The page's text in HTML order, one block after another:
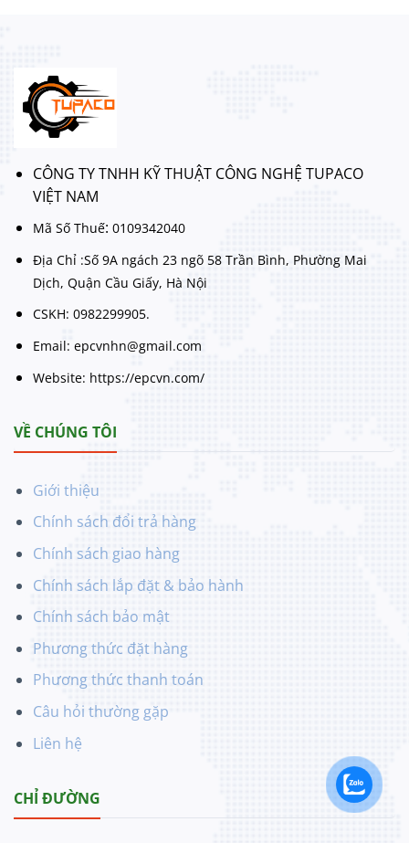
CÔNG TY TNHH KỸ THUẬT CÔNG NGHỆ TUPACO
VIỆT NAM
Mã Số Thuế: 0109342040
Địa Chỉ :Số 9A ngách 23 ngõ 58 Trần Bình, Phường Mai
Dịch, Quận Cầu Giấy, Hà Nội
CSKH: 0982299905.
Email: epcvnhn@gmail.com
Website: https://epcvn.com/
VỀ CHÚNG TÔI
Giới thiệu
Chính sách đổi trả hàng
Chính sách giao hàng
Chính sách lắp đặt & bảo hành
Chính sách bảo mật
Phương thức đặt hàng
Phương thức thanh toán
Câu hỏi thường gặp
Liên hệ
CHỈ ĐƯỜNG